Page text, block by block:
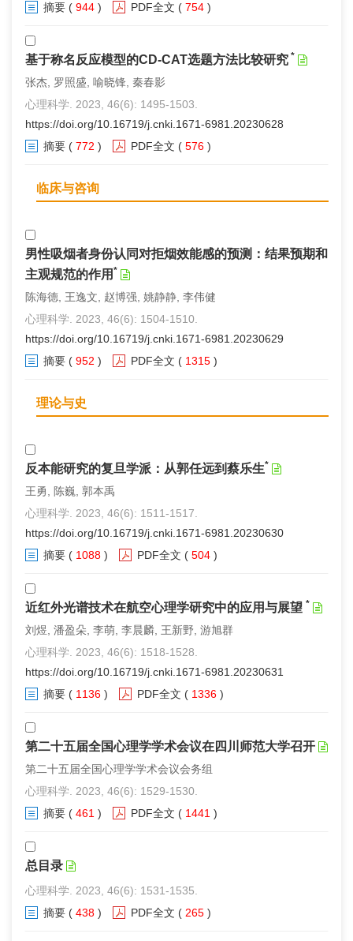
摘要 ( 944 ) PDF全文 ( 754 )
基于称名反应模型的CD-CAT选题方法比较研究 *
张杰, 罗照盛, 喻晓锋, 秦春影
心理科学. 2023, 46(6): 1495-1503.
https://doi.org/10.16719/j.cnki.1671-6981.20230628
摘要 ( 772 ) PDF全文 ( 576 )
临床与咨询
男性吸烟者身份认同对拒烟效能感的预测：结果预期和
主观规范的作用 *
陈海德, 王逸文, 赵博强, 姚静静, 李伟健
心理科学. 2023, 46(6): 1504-1510.
https://doi.org/10.16719/j.cnki.1671-6981.20230629
摘要 ( 952 ) PDF全文 ( 1315 )
理论与史
反本能研究的复旦学派：从郭任远到蔡乐生*
王勇, 陈巍, 郭本禹
心理科学. 2023, 46(6): 1511-1517.
https://doi.org/10.16719/j.cnki.1671-6981.20230630
摘要 ( 1088 ) PDF全文 ( 504 )
近红外光谱技术在航空心理学研究中的应用与展望 *
刘煜, 潘盈朵, 李萌, 李晨麟, 王新野, 游旭群
心理科学. 2023, 46(6): 1518-1528.
https://doi.org/10.16719/j.cnki.1671-6981.20230631
摘要 ( 1136 ) PDF全文 ( 1336 )
第二十五届全国心理学学术会议在四川师范大学召开
第二十五届全国心理学学术会议会务组
心理科学. 2023, 46(6): 1529-1530.
摘要 ( 461 ) PDF全文 ( 1441 )
总目录
心理科学. 2023, 46(6): 1531-1535.
摘要 ( 438 ) PDF全文 ( 265 )